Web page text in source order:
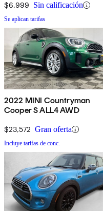
$6,999 Sin calificación
Se aplican tarifas
2022 MINI Countryman
Cooper S ALL4 AWD
$23,572 Gran oferta
Incluye tarifas de conc.